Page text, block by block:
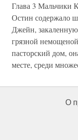
Глава 3 Мальчики
Остин содержало
Джейн,
грязной
пасторский дом,
месте, среди
О